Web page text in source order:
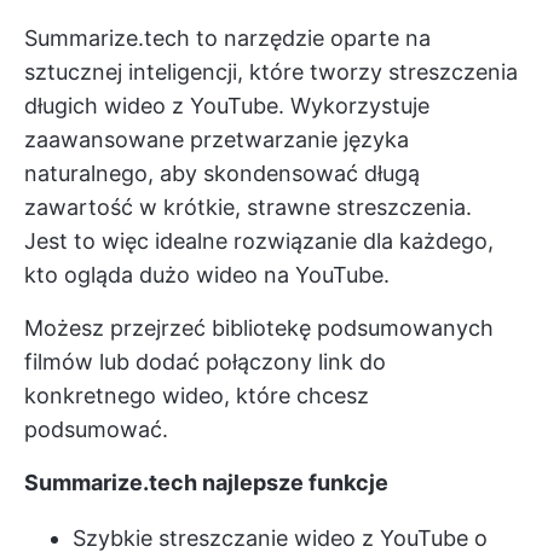
Summarize.tech to narzędzie oparte na
sztucznej inteligencji, które tworzy streszczenia
długich wideo z YouTube. Wykorzystuje
zaawansowane przetwarzanie języka
naturalnego, aby skondensować długą
zawartość w krótkie, strawne streszczenia.
Jest to więc idealne rozwiązanie dla każdego,
kto ogląda dużo wideo na YouTube.
Możesz przejrzeć bibliotekę podsumowanych
filmów lub dodać połączony link do
konkretnego wideo, które chcesz
podsumować.
Summarize.tech najlepsze funkcje
Szybkie streszczanie wideo z YouTube o